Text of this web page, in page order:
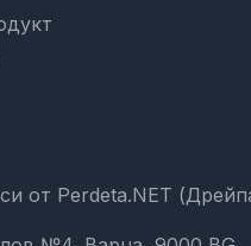
от Perdeta.NET